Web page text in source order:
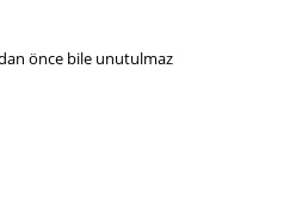
önce bile unutulmaz